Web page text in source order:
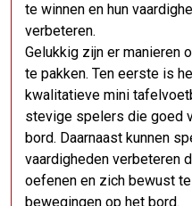
te winnen en hun
verbeteren.
Gelukkig zijn er manieren
te pakken. Ten eerste is
kwalitatieve mini
stevige spelers die goed
bord. Daarnaast kunnen
vaardigheden verbeteren
oefenen en zich bewust
bewegingen op het bord.